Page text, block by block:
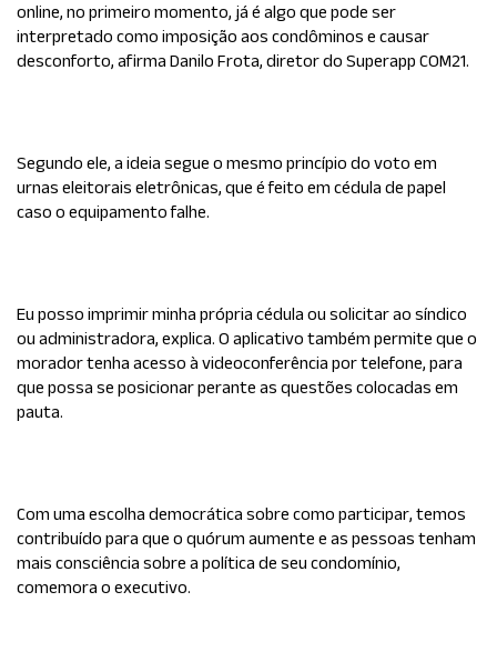
online, no primeiro momento, já é algo que pode ser
interpretado como imposição aos condôminos e causar
desconforto, afirma Danilo Frota, diretor do Superapp COM21.
Segundo ele, a ideia segue o mesmo princípio do voto em
urnas eleitorais eletrônicas, que é feito em cédula de papel
caso o equipamento falhe.
Eu posso imprimir minha própria cédula ou solicitar ao síndico
ou administradora, explica. O aplicativo também permite que o
morador tenha acesso à videoconferência por telefone, para
que possa se posicionar perante as questões colocadas em
pauta.
Com uma escolha democrática sobre como participar, temos
contribuído para que o quórum aumente e as pessoas tenham
mais consciência sobre a política de seu condomínio,
comemora o executivo.